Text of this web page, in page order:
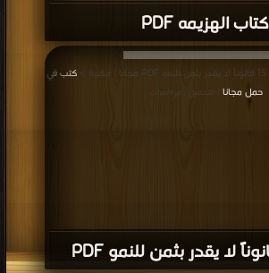
كتاب الهزيمه PDF
كتب في
حمل مجانا | التحميل : مرة/مرات